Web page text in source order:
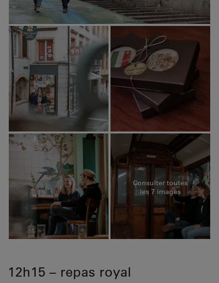
Consulter toutes
les 7 images
12h15 – repas royal